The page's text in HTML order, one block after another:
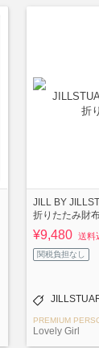
JILL BY
折りたたみ財
¥9,480 送料
関税負担なし
PREMIUM
Lovely Girl